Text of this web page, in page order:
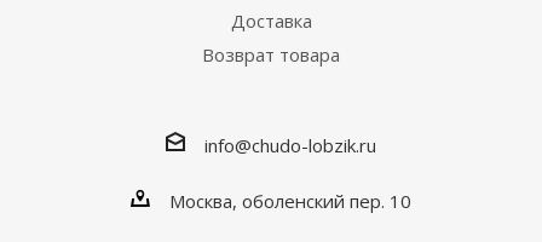
Доставка
Возврат товара
info@chudo-lobzik.ru
Москва, оболенский пер. 10